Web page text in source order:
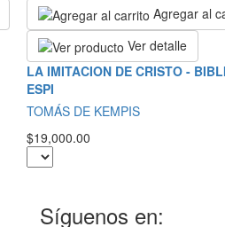
Agregar al
Ver detalle
LA IMITACION DE CRISTO -
ESPI
TOMÁS DE KEMPIS
$19,000.00
Síguenos en: